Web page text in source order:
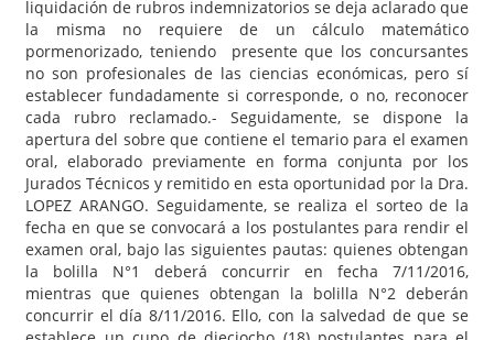
liquidación de rubros indemnizatorios se deja aclarado que
la misma no requiere de un cálculo matemático
pormenorizado, teniendo presente que los concursantes
no son profesionales de las ciencias económicas, pero sí
establecer fundadamente si corresponde, o no, reconocer
cada rubro reclamado.- Seguidamente, se dispone la
apertura del sobre que contiene el temario para el examen
oral, elaborado previamente en forma conjunta por los
Jurados Técnicos y remitido en esta oportunidad por la Dra.
LOPEZ ARANGO. Seguidamente, se realiza el sorteo de la
fecha en que se convocará a los postulantes para rendir el
examen oral, bajo las siguientes pautas: quienes obtengan
la bolilla N°1 deberá concurrir en fecha 7/11/2016,
mientras que quienes obtengan la bolilla N°2 deberán
concurrir el día 8/11/2016. Ello, con la salvedad de que se